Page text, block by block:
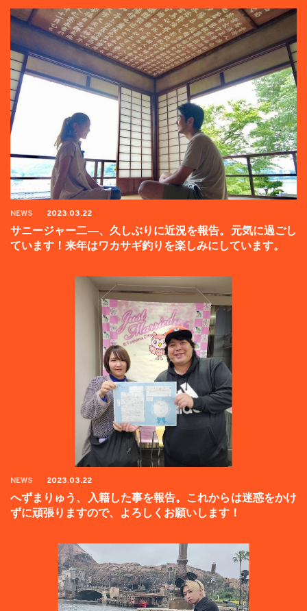
NEWS 2023.03.22
サニージャー二―、久しぶりに近況を報告。元気に過ごし
ています！来年はワカサギ釣りを楽しみにしています。
NEWS 2023.03.22
へずまりゅう、入籍した事を報告。これからは迷惑をかけ
ずに頑張りますので、よろしくお願いします！